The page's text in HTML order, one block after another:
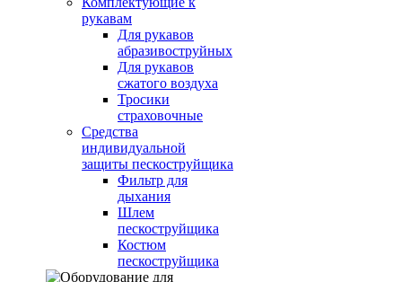
рукавам
Для рукавов
абразивоструйных
Для рукавов
сжатого воздуха
Тросики
страховочные
Средства
индивидуальной
защиты пескоструйщика
Фильтр для
дыхания
Шлем
пескоструйщика
Костюм
пескоструйщика